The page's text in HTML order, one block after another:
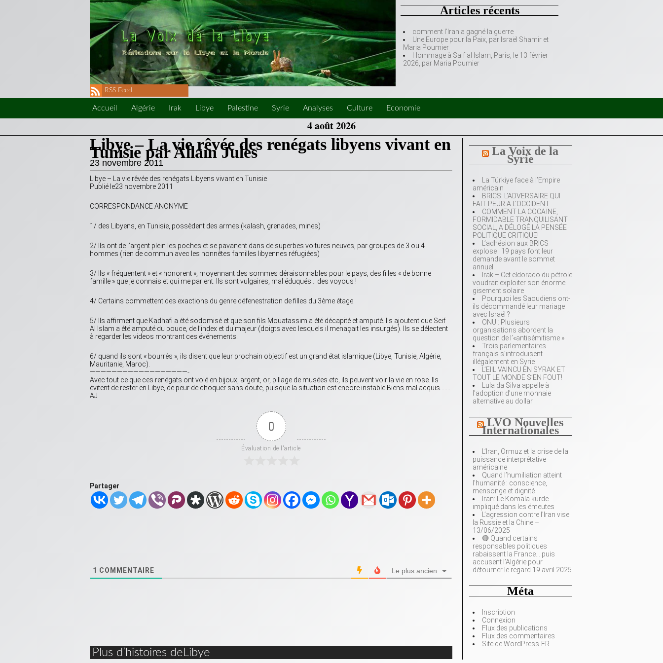
Articles récents
comment l’Iran a gagné la guerre
Une Europe pour la Paix, par Israël Shamir et
Maria Poumier
Hommage à Saif al Islam, Paris, le 13 février
2026, par Maria Poumier
RSS Feed
Accueil Algérie Irak Libye Palestine Syrie Analyses Culture Economie
4 août 2026
La Voix de la
Syrie
La Türkiye face à l’Empire
américain
BRICS: L’ADVERSAIRE QUI
FAIT PEUR A L’OCCIDENT
COMMENT LA COCAÏNE,
FORMIDABLE TRANQUILISANT
SOCIAL, A DÉLOGÉ LA PENSÉE
POLITIQUE CRITIQUE!
L’adhésion aux BRICS
explose : 19 pays font leur
demande avant le sommet
annuel
Irak – Cet eldorado du pétrole
voudrait exploiter son énorme
gisement solaire
Pourquoi les Saoudiens ont-
ils décommandé leur mariage
avec Israël ?
ONU : Plusieurs
organisations abordent la
question de l’«antisémitisme »
Trois parlementaires
français s’introduisent
illégalement en Syrie
L’EIIL VAINCU EN SYRAK ET
TOUT LE MONDE S’EN FOUT!
Lula da Silva appelle à
l’adoption d’une monnaie
alternative au dollar
LVO Nouvelles
Internationales
L’Iran, Ormuz et la crise de la
puissance interprétative
américaine
Quand l’humiliation atteint
l’humanité : conscience,
mensonge et dignité
Iran: Le Komala kurde
impliqué dans les émeutes
L’agression contre l’Iran vise
la Russie et la Chine –
13/06/2025
🔴 Quand certains
responsables politiques
rabaissent la France… puis
accusent l’Algérie pour
détourner le regard 19 avril 2025
Méta
Inscription
Connexion
Flux des publications
Flux des commentaires
Site de WordPress-FR
Libye – La vie rêvée des renégats libyens vivant en
Tunisie par Allain Jules
23 novembre 2011
Libye – La vie rêvée des renégats Libyens vivant en Tunisie
Publié le23 novembre 2011
CORRESPONDANCE ANONYME
1/ des Libyens, en Tunisie, possèdent des armes (kalash, grenades, mines)
2/ Ils ont de l’argent plein les poches et se pavanent dans de superbes voitures neuves, par groupes de 3 ou 4
hommes (rien de commun avec les honnêtes familles libyennes réfugiées)
3/ Ils « fréquentent » et « honorent », moyennant des sommes déraisonnables pour le pays, des filles « de bonne
famille » que je connais et qui me parlent. Ils sont vulgaires, mal éduqués… des voyous !
4/ Certains commettent des exactions du genre défenestration de filles du 3ème étage.
5/ Ils affirment que Kadhafi a été sodomisé et que son fils Mouatassim a été décapité et amputé. Ils ajoutent que Seif
Al Islam a été amputé du pouce, de l’index et du majeur (doigts avec lesquels il menaçait les insurgés). Ils se délectent
à regarder les videos montrant ces événements.
6/ quand ils sont « bourrés », ils disent que leur prochain objectif est un grand état islamique (Libye, Tunisie, Algérie,
Mauritanie, Maroc).
——————————————————-
Avec tout ce que ces renégats ont volé en bijoux, argent, or, pillage de musées etc, ils peuvent voir la vie en rose. Ils
évitent de rester en Libye, de peur de choquer sans doute, puisque la situation est encore instable.Biens mal acquis…….
AJ
0
Évaluation de l'article
Partager
1 COMMENTAIRE Le plus ancien
Plus d’histoires deLibye